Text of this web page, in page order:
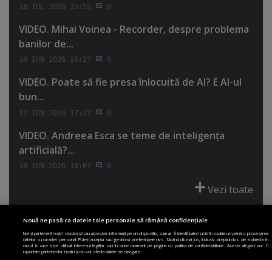
18 IUL 2026 15:55 0
VIDEO. Mihai Voinea - Recorder, despre problema
banilor de...
18 IUN 2026 16:27 0
VIDEO. Poate să fie presa înlocuită de AI? E AI-ul
bun...
17 IUN 2026 17:27 0
VIDEO. Andreea Esca se teme de inteligenţa
artificială?...
10 IUN 2026 18:07 0
Vezi toate
PRIMA PAGINĂ
POLITICA DE COLECTARE ACORD COOKIE
Nouă ne pasă ca datele tale personale să rămână confidențiale
Noi și partenerii noștri stocăm și/sau accesăm informații pe un dispozitiv, cum ar fi identificatori unici în cookie-uri pentru procesarea
datelor cu caracter personal. Puteți accepta sau gestiona preferințele dvs. făcând clic mai jos, inclusiv dreptul dvs. de a obiecta în
cazul în care este utilizat interesul legitim sau în orice moment pe pagina cu politica de confidențialitate. Aceste alegeri vor fi
raportate partenerilor noștri și nu vor afecta datele de navigare.